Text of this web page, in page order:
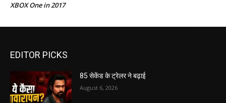
XBOX One in 2017
EDITOR PICKS
85 सेकेंड के ट्रेलर ने बढ़ाई
August 6, 2026